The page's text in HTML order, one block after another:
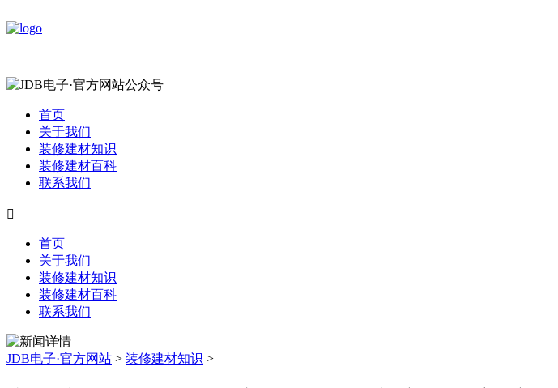
首页
关于我们
装修建材知识
装修建材百科
联系我们

首页
关于我们
装修建材知识
装修建材百科
联系我们
JDB电子·官方网站 > 装修建材知识 >